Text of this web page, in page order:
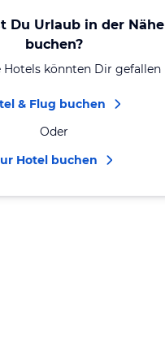
Du Urlaub in der Nähe
buchen?
Hotels könnten Dir gefallen
& Flug buchen
Oder
Hotel buchen